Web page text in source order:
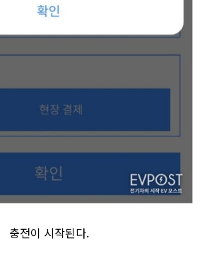
충전이 시작된다.